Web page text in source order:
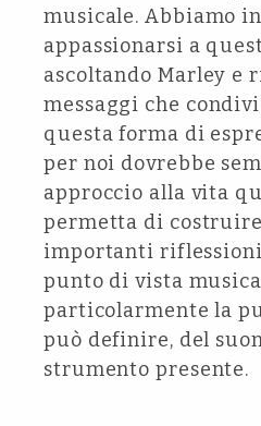
musicale. Abbiamo
appassionarsi a
ascoltando Marley e
messaggi che
questa forma di
per noi dovrebbe
approccio alla vita
permetta di
importanti
punto di vista
particolarmente la
può definire, del
strumento presente.